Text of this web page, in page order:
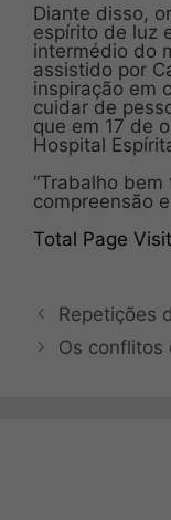
Diante disso,
espírito de luz
intermédio do
assistido por
inspiração em
cuidar de
que em 17 de
Hospital
“Trabalho
compreensão
Total Page
Repetições
Os conflitos